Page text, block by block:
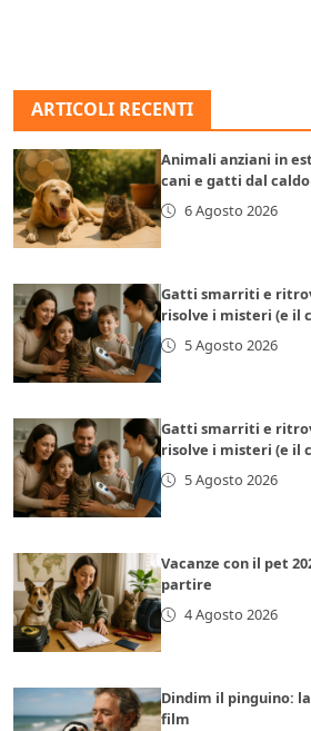
ARTICOLI RECENTI
Animali anziani in
cani e gatti dal caldo
6 Agosto 2026
Gatti smarriti e
risolve i misteri (e il
5 Agosto 2026
Gatti smarriti e
risolve i misteri (e il
5 Agosto 2026
Vacanze con il pet
partire
4 Agosto 2026
Dindim il pinguino:
film